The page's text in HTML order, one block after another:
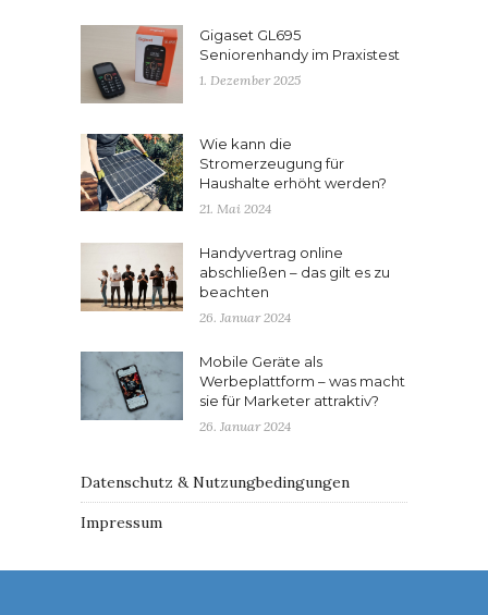
Gigaset GL695
Seniorenhandy im Praxistest
1. Dezember 2025
Wie kann die
Stromerzeugung für
Haushalte erhöht werden?
21. Mai 2024
Handyvertrag online
abschließen – das gilt es zu
beachten
26. Januar 2024
Mobile Geräte als
Werbeplattform – was macht
sie für Marketer attraktiv?
26. Januar 2024
Datenschutz & Nutzungbedingungen
Impressum